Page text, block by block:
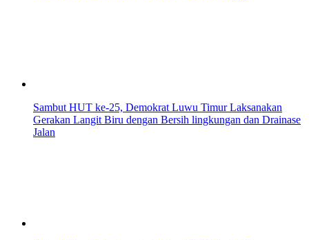
Sambut HUT ke-25, Demokrat Luwu Timur Laksanakan
Gerakan Langit Biru dengan Bersih lingkungan dan Drainase
Jalan